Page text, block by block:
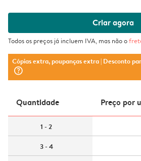
Criar agora
Todos os preços já incluem IVA, mas não o
Cópias extra, poupanças extra| Desconto
question_mark_circle
Quantidade Preço por
1 - 2
3 - 4